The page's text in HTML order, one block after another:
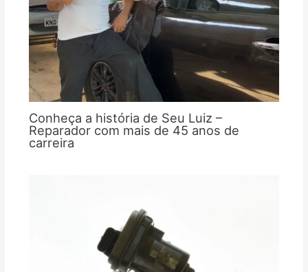
Conheça a história de Seu Luiz –
Reparador com mais de 45 anos de
carreira